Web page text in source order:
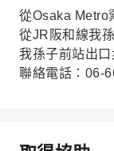
從Osaka Metro
從JR阪和線我
我孫子前站出
聯絡電話：06-